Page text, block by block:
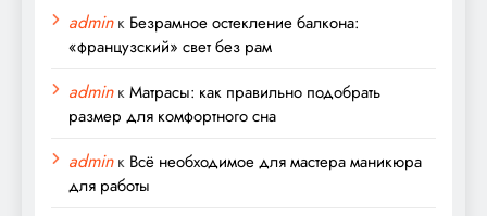
adminк Безрамное остекление балкона:
«французский» свет без рам
adminкМатрасы: как правильно подобрать
размер для комфортного сна
adminк Всё необходимое для мастера маникюра
для работы